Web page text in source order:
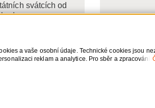
a vaše osobní údaje. Technické cookies jsou
reklam a analytice. Pro sběr a zpracování
svátcích od